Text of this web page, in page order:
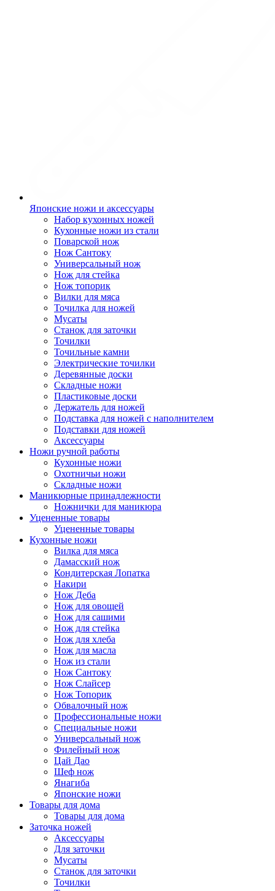
Японские ножи и аксессуары
Набор кухонных ножей
Кухонные ножи из стали
Поварской нож
Нож Сантоку
Универсальный нож
Нож для стейка
Нож топорик
Вилки для мяса
Точилка для ножей
Мусаты
Станок для заточки
Точилки
Точильные камни
Электрические точилки
Деревянные доски
Складные ножи
Пластиковые доски
Держатель для ножей
Подставка для ножей с наполнителем
Подставки для ножей
Аксессуары
Ножи ручной работы
Кухонные ножи
Охотничьи ножи
Складные ножи
Маникюрные принадлежности
Ножнички для маникюра
Уцененные товары
Уцененные товары
Кухонные ножи
Вилка для мяса
Дамасский нож
Кондитерская Лопатка
Накири
Нож Деба
Нож для овощей
Нож для сашими
Нож для стейка
Нож для хлеба
Нож для масла
Нож из стали
Нож Сантоку
Нож Слайсер
Нож Топорик
Обвалочный нож
Профессиональные ножи
Специальные ножи
Универсальный нож
Филейный нож
Цай Дао
Шеф нож
Янагиба
Японские ножи
Товары для дома
Товары для дома
Заточка ножей
Аксессуары
Для заточки
Мусаты
Станок для заточки
Точилки